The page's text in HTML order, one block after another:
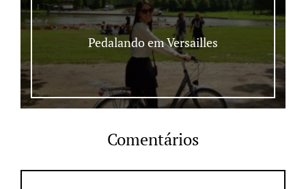
Pedalando em Versailles
Comentários